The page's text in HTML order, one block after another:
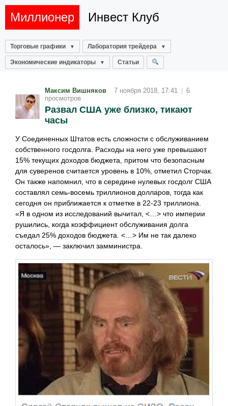
Миллионер Инвест Клуб
Торговые графики Лаборатория трейдера
Экономические индикаторы Статьи
Максим Вишняков 7 ноября 2018, 17:41
6
просмотров
Развал США уже близко, тикают
часы
У Соединенных Штатов есть сложности с обслуживанием
собственного госдолга. Расходы на него уже превышают
15% текущих доходов бюджета, притом что безопасным
для суверенов считается уровень в 10%, отметил Сторчак.
Он также напомнил, что в середине нулевых госдолг США
составлял семь-восемь триллионов долларов, тогда как
сегодня он приближается к отметке в 22-23 триллиона.
«Я в одном из исследований вычитал, <…> что империи
рушились, когда коэффициент обслуживания долга
съедал 25% доходов бюджета. <…> Им не так далеко
осталось», — заключил замминистра.